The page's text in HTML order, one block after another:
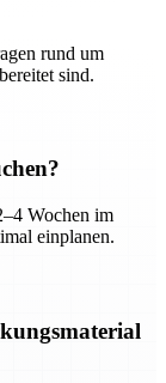
rund um
sind.
Wochen im
einplanen.